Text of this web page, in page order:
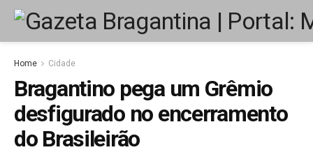
Home Cidade
Bragantino pega um Grêmio
desfigurado no encerramento
do Brasileirão